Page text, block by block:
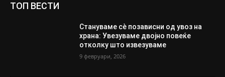
ТОП ВЕСТИ
Стануваме сè позависни од увоз на
храна: Увезуваме двојно повеќе
отколку што извезуваме
9 февруари, 2026